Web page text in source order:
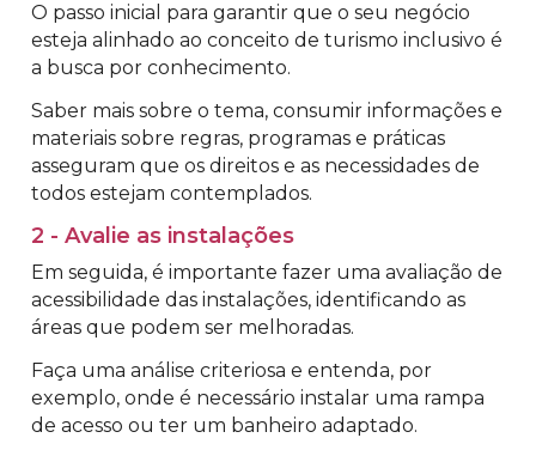
O passo inicial para garantir que o seu negócio
esteja alinhado ao conceito de turismo inclusivo é
a busca por conhecimento.
Saber mais sobre o tema, consumir informações e
materiais sobre regras, programas e práticas
asseguram que os direitos e as necessidades de
todos estejam contemplados.
2 - Avalie as instalações
Em seguida, é importante fazer uma avaliação de
acessibilidade das instalações, identificando as
áreas que podem ser melhoradas.
Faça uma análise criteriosa e entenda, por
exemplo, onde é necessário instalar uma rampa
de acesso ou ter um banheiro adaptado.